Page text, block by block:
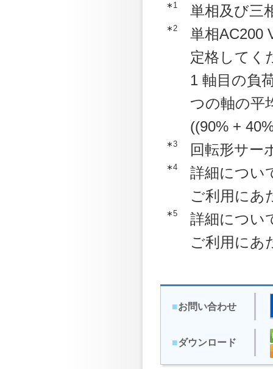
∗1 単相及び三
∗2
単相AC200
定格してく
1 軸目の負
つの軸の平
((90% +
∗3 回転形サー
∗4
詳細につい
ご利用にあ
∗5
詳細につい
ご利用にあ
■お問い合わせ
■ダウンロード